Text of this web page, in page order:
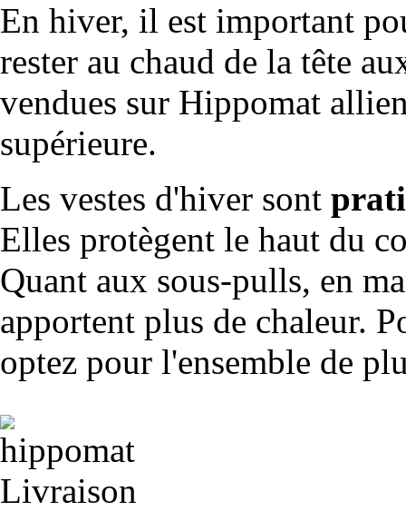
En hiver, il est important
rester au chaud de la tête
vendues sur Hippomat
supérieure.
Les vestes d'hiver sont
Elles protègent le haut du
Quant aux sous-pulls, en
apportent plus de chaleur.
optez pour l'ensemble de